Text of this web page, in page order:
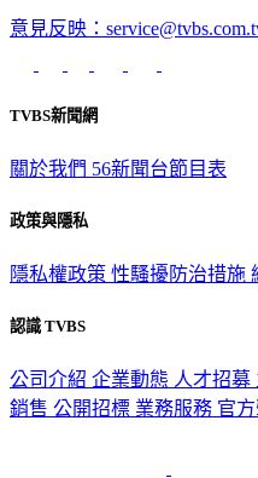
意見反映：
TVBS新聞網
關於我們 56新聞台節目表
政策與隱私
隱私權政策 性騷擾防治措施
認識 TVBS
公司介紹 企業動態 人才招募
銷售 公開招標 業務服務 官